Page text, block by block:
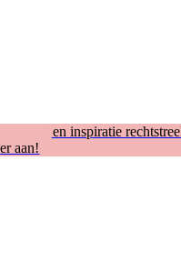
mijn tips en inspiratie
aan!